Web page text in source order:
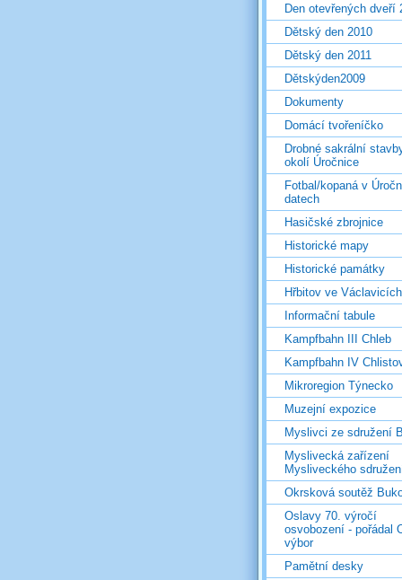
Den otevřených dveří
Dětský den 2010
Dětský den 2011
Dětskýden2009
Dokumenty
Domácí tvořeníčko
Drobné sakrální
okolí Úročnice
Fotbal/kopaná v
datech
Hasičské zbrojnice
Historické mapy
Historické památky
Hřbitov ve Václavicích
Informační tabule
Kampfbahn III Chleb
Kampfbahn IV
Mikroregion Týnecko
Muzejní expozice
Myslivci ze sdružení
Myslivecká zařízení
Mysliveckého
Okrsková soutěž
Oslavy 70. výročí
osvobození - pořádal
výbor
Pamětní desky